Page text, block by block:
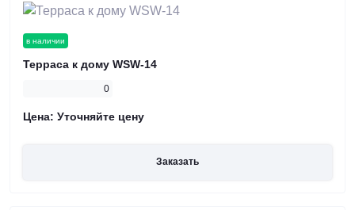
в наличии
Терраса к дому WSW-14
0
Цена: Уточняйте цену
Заказать